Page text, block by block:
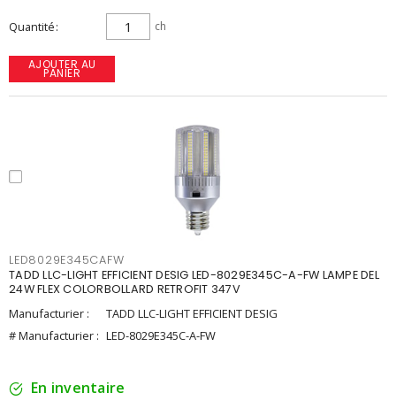
Quantité ch
AJOUTER AU
PANIER
LED8029E345CAFW
TADD LLC-LIGHT EFFICIENT DESIG LED-8029E345C-A-FW LAMPE DEL
24W FLEX COLORBOLLARD RETROFIT 347V
Manufacturier :
TADD LLC-LIGHT EFFICIENT DESIG
# Manufacturier : LED-8029E345C-A-FW
En inventaire